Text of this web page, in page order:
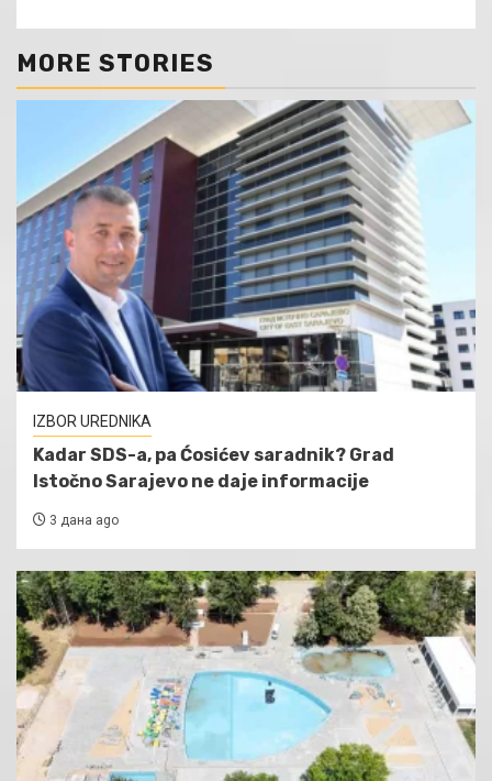
MORE STORIES
IZBOR UREDNIKA
Kadar SDS-a, pa Ćosićev saradnik? Grad
Istočno Sarajevo ne daje informacije
3 дана ago